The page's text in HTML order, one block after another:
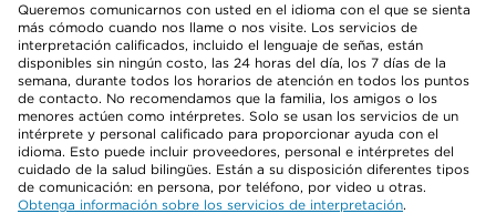
Queremos comunicarnos con usted en el idioma con el que se sienta
más cómodo cuando nos llame o nos visite. Los servicios de
interpretación calificados, incluido el lenguaje de señas, están
disponibles sin ningún costo, las 24 horas del día, los 7 días de la
semana, durante todos los horarios de atención en todos los puntos
de contacto. No recomendamos que la familia, los amigos o los
menores actúen como intérpretes. Solo se usan los servicios de un
intérprete y personal calificado para proporcionar ayuda con el
idioma. Esto puede incluir proveedores, personal e intérpretes del
cuidado de la salud bilingües. Están a su disposición diferentes tipos
de comunicación: en persona, por teléfono, por video u otras.
Obtenga información sobre los servicios de interpretación.